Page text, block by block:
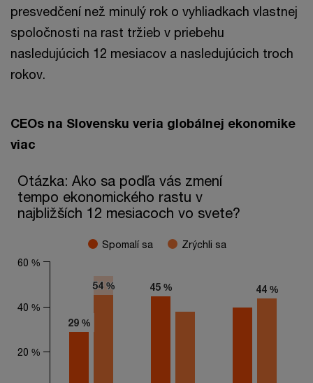
presvedčení než minulý rok o vyhliadkach vlastnej
spoločnosti na rast tržieb v priebehu
nasledujúcich 12 mesiacov a nasledujúcich troch
rokov.
CEOs na Slovensku veria globálnej ekonomike
viac
Otázka: Ako sa podľa vás zmení tempo ekonomického rastu
Bar chart with 2 data series.
The chart has 1 X axis displaying categories.
Otázka: Ako sa podľa vás zmení
tempo ekonomického rastu v
najbližších 12 mesiacoch vo svete?
29 %
29 %
45 %
45 %
54 %
54 % 44 %
44 %
Spomalí sa Zrýchli sa
20 %
40 %
60 %